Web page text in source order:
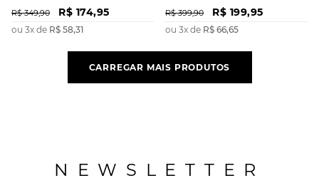
Regulagem
R$ 349,90 R$ 174,95
ou 3x de R$ 58,31
R$ 399,90 R$ 199,95
ou 3x de R$ 66,65
NEWSLETTER